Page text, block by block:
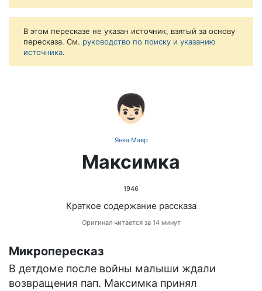
В этом пересказе не указан источник, взятый за основу
пересказа. См. руководство по поиску и указанию
источника.
👦🏻
Янка Мавр
Максимка
1946
Краткое содержание рассказа
Оригинал читается за 14 минут
Микропересказ
В детдоме после войны малыши ждали
возвращения пап. Максимка принял